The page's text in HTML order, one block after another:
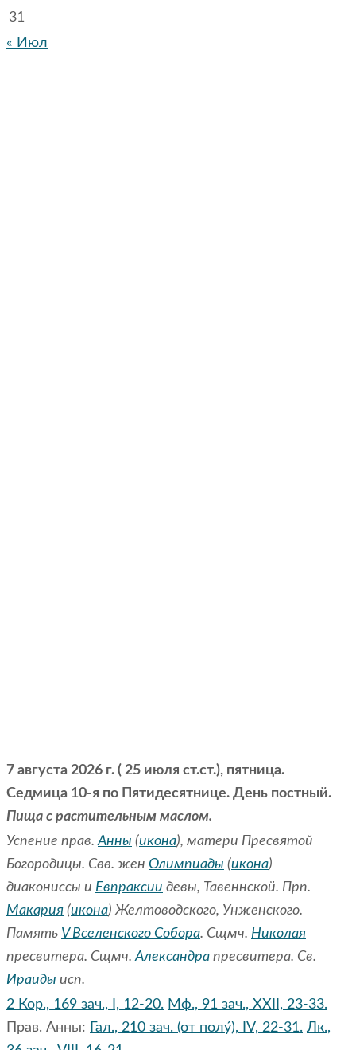
31
« Июл
7 августа 2026 г. ( 25 июля ст.ст.), пятница.
Седмица 10-я по Пятидесятнице. День постный.
Пища с растительным маслом.
Успение прав.Анны (икона), матери Пресвятой
Богородицы. Свв. жен Олимпиады (икона)
диакониссы и Евпраксии девы, Тавеннской. Прп.
Макария (икона) Желтоводского, Унженского.
Память V Вселенского Собора. Сщмч. Николая
пресвитера. Сщмч.Александра пресвитера. Св.
Ираиды исп.
2 Кор., 169 зач., I, 12-20. Мф., 91 зач., XXII, 23-33.
Прав. Анны: Гал., 210 зач. (от полу́), IV, 22-31. Лк.,